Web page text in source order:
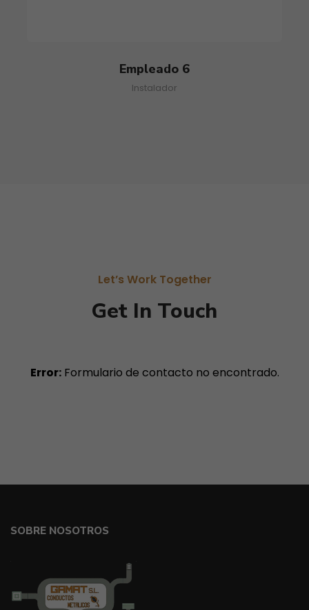
Empleado 6
Instalador
Let’s Work Together
Get In Touch
Error:Formulario de contacto no encontrado.
SOBRE NOSOTROS